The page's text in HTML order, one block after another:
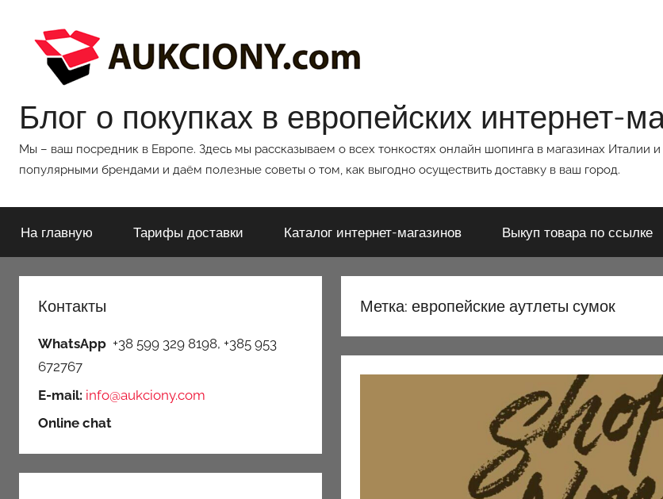
содержимому
Блог о покупках в европейских интернет-
Мы – ваш посредник в Европе. Здесь мы рассказываем о всех тонкостях онлайн шопинга в магазинах Италии
популярными брендами и даём полезные советы о том, как выгодно осуществить доставку в ваш город.
На главную Тарифы доставки Каталог интернет-магазинов Выкуп товара по ссылке
Метка: европейские аутлеты сумок
Контакты
WhatsApp +38 599 329 8198, +385 953
672767
E-mail: info@aukciony.com
Online chat